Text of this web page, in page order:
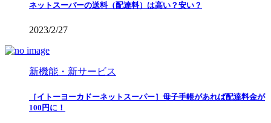
ネットスーパーの送料（配達料）は高い？安い？
2023/2/27
新機能・新サービス
［イトーヨーカドーネットスーパー］母子手帳があれば配達料金が
100円に！